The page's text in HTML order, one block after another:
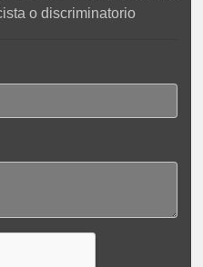
o discriminatorio